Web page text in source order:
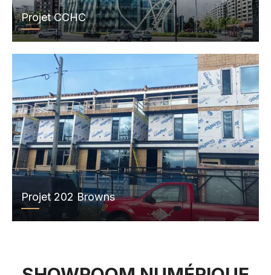
Projet CCHC
Projet 202 Browns